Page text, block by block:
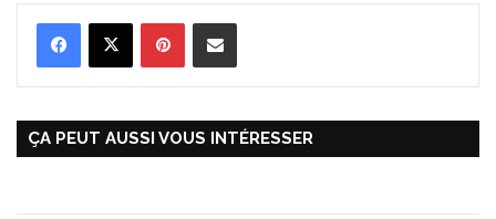
ÇA PEUT AUSSI VOUS INTÉRESSER